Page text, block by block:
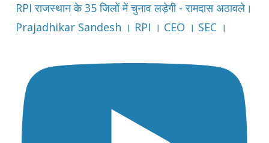
RPI राजस्थान के 35 जिलों में चुनाव लड़ेगी - रामदास अठावले।
Prajadhikar Sandesh । RPI । CEO । SEC ।